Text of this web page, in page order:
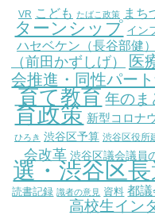
VR こども たばこ政策 まち
ターンシップ イン
ハセベケン（長谷部健）
（前田かずしげ）
医
会推進・同性パー
育て教育 年のま
育政策 新型コロナ
ひろき 渋谷区予算 渋谷区役所
会改革 渋谷区議会議員
選・渋谷区長
読書記録 識者の意見 資料 都
高校生イン